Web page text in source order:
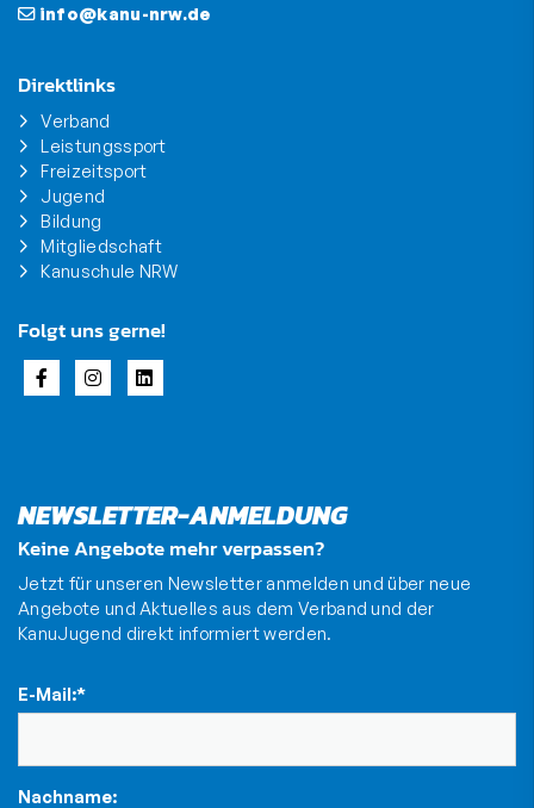
info@kanu-nrw.de
Direktlinks
Verband
Leistungssport
Freizeitsport
Jugend
Bildung
Mitgliedschaft
Kanuschule NRW
Folgt uns gerne!
NEWSLETTER-ANMELDUNG
Keine Angebote mehr verpassen?
Jetzt für unseren Newsletter anmelden und über neue
Angebote und Aktuelles aus dem Verband und der
KanuJugend direkt informiert werden.
E-Mail:*
Nachname: